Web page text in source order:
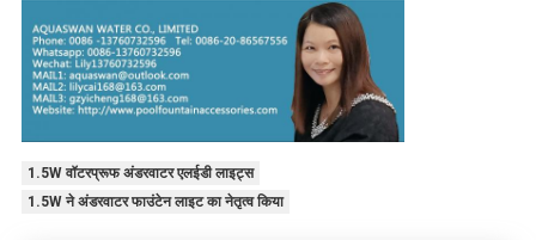
1.5W वॉटरप्रूफ अंडरवाटर एलईडी लाइट्स
1.5W ने अंडरवाटर फाउंटेन लाइट का नेतृत्व किया